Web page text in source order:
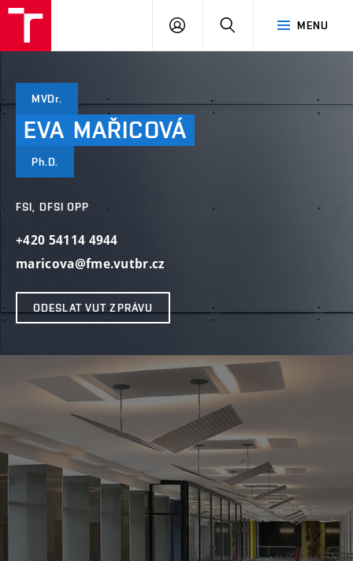
MENU
PŘIHLÁSIT
MVDr.
EVA MAŘICOVÁ
Ph.D.
FSI, DFSI OPP
+420 54114 4944
maricova@fme.vutbr.cz
ODESLAT VUT ZPRÁVU